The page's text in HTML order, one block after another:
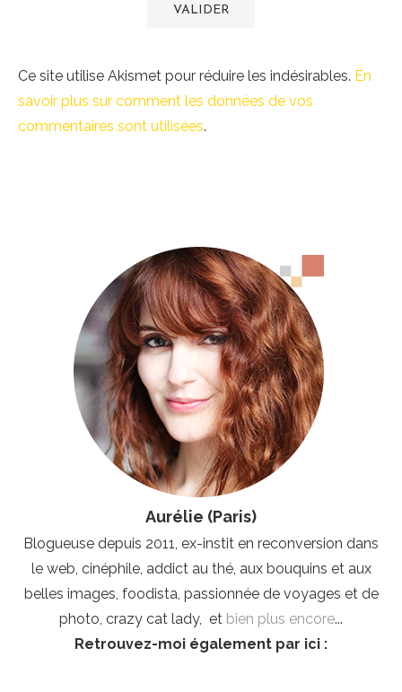
Ce site utilise Akismet pour réduire les indésirables. En
savoir plus sur comment les données de vos
commentaires sont utilisées.
Aurélie (Paris)
Blogueuse depuis 2011, ex-instit en reconversion dans
le web, cinéphile, addict au thé, aux bouquins et aux
belles images, foodista, passionnée de voyages et de
photo, crazy cat lady, et bien plus encore...
Retrouvez-moi également par ici :